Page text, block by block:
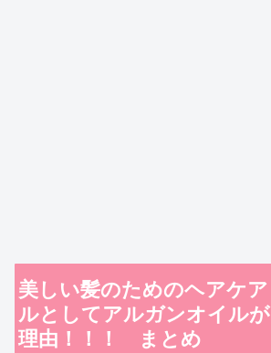
美しい髪のためのヘアケ
ルとしてアルガンオイル
理由！！！ まとめ